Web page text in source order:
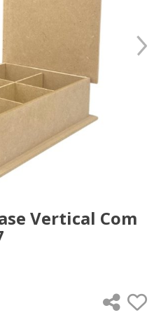
Vertical Com